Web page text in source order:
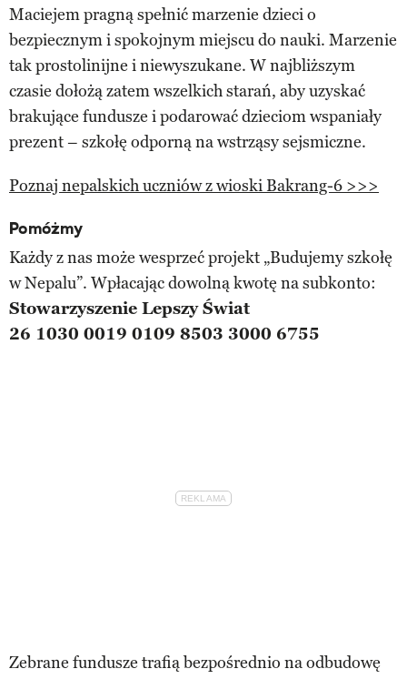
Maciejem pragną spełnić marzenie dzieci o
bezpiecznym i spokojnym miejscu do nauki. Marzenie
tak prostolinijne i niewyszukane. W najbliższym
czasie dołożą zatem wszelkich starań, aby uzyskać
brakujące fundusze i podarować dzieciom wspaniały
prezent – szkołę odporną na wstrząsy sejsmiczne.
Poznaj nepalskich uczniów z wioski Bakrang-6 >>>
Pomóżmy
Każdy z nas może wesprzeć projekt „Budujemy szkołę
w Nepalu”. Wpłacając dowolną kwotę na subkonto:
Stowarzyszenie Lepszy Świat
26 1030 0019 0109 8503 3000 6755
Zebrane fundusze trafią bezpośrednio na odbudowę